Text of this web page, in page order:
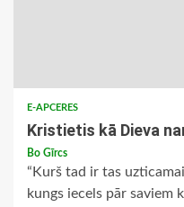
E-APCERES
Kristietis kā Dieva
Bo Gīrcs
“Kurš tad ir tas
kungs iecels pār saviem